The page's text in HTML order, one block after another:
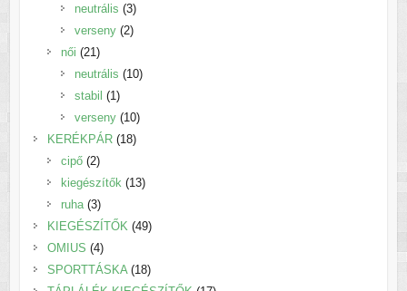
termék
neutrális 33
termék
verseny 22
női 2121
termék
neutrális 1010
stabil 11
termék
verseny 1010
termék
KERÉKPÁR 1818
cipő 22
termék
kiegészítők 1313
ruha 33
termék
KIEGÉSZÍTŐK 4949
OMIUS 44
termék
SPORTTÁSKA 1818